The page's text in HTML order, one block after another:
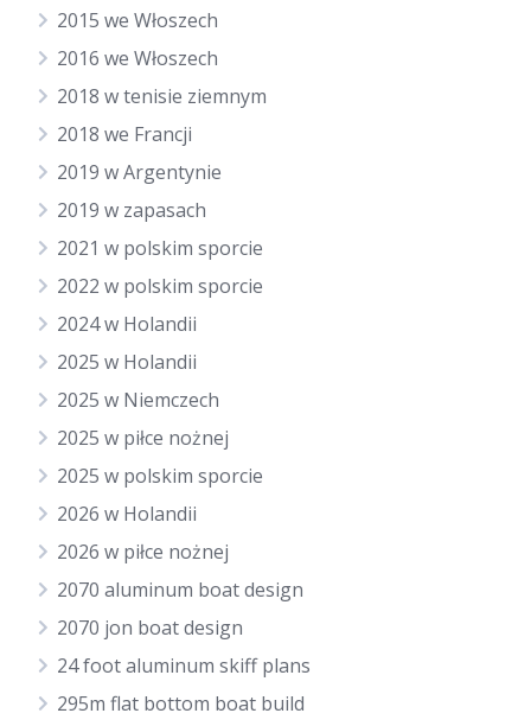
2015 we Włoszech
2016 we Włoszech
2018 w tenisie ziemnym
2018 we Francji
2019 w Argentynie
2019 w zapasach
2021 w polskim sporcie
2022 w polskim sporcie
2024 w Holandii
2025 w Holandii
2025 w Niemczech
2025 w piłce nożnej
2025 w polskim sporcie
2026 w Holandii
2026 w piłce nożnej
2070 aluminum boat design
2070 jon boat design
24 foot aluminum skiff plans
295m flat bottom boat build